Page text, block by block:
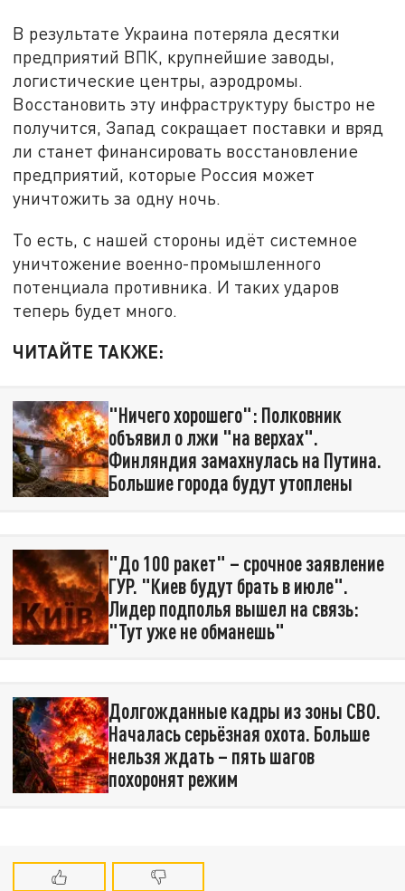
В результате Украина потеряла десятки
предприятий ВПК, крупнейшие заводы,
логистические центры, аэродромы.
Восстановить эту инфраструктуру быстро не
получится, Запад сокращает поставки и вряд
ли станет финансировать восстановление
предприятий, которые Россия может
уничтожить за одну ночь.
То есть, с нашей стороны идёт системное
уничтожение военно-промышленного
потенциала противника. И таких ударов
теперь будет много.
ЧИТАЙТЕ ТАКЖЕ:
"Ничего хорошего": Полковник
объявил о лжи "на верхах".
Финляндия замахнулась на Путина.
Большие города будут утоплены
"До 100 ракет" – срочное заявление
ГУР. "Киев будут брать в июле".
Лидер подполья вышел на связь:
"Тут уже не обманешь"
Долгожданные кадры из зоны СВО.
Началась серьёзная охота. Больше
нельзя ждать – пять шагов
похоронят режим